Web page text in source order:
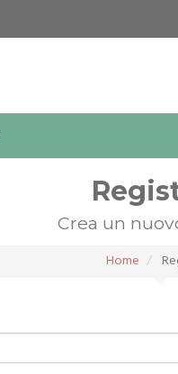
Crea un
Home